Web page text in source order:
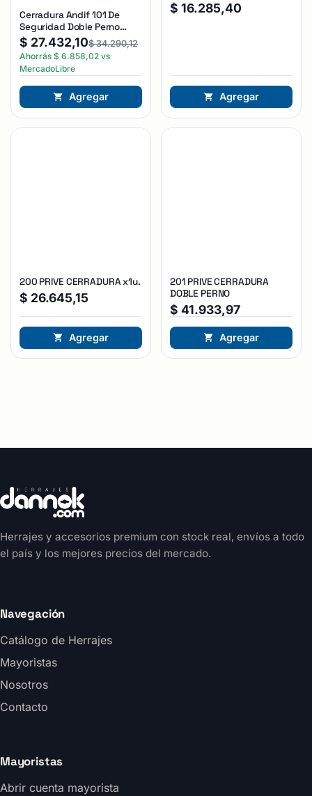
Cerradura Andif 101 De
Seguridad Doble Perno
Reforzada Plateado
$ 27.432,10$34.290,12
Ahorrás $ 6.858,02 vs
MercadoLibre
Agregar
$ 16.285,40
Agregar
200 PRIVE CERRADURA x1u.
$ 26.645,15
Agregar
201 PRIVE CERRADURA
DOBLE PERNO
$ 41.933,97
Agregar
Herrajes y accesorios premium con stock real, envíos a todo
el país y los mejores precios del mercado.
Navegación
Catálogo de Herrajes
Mayoristas
Nosotros
Contacto
Mayoristas
Abrir cuenta mayorista